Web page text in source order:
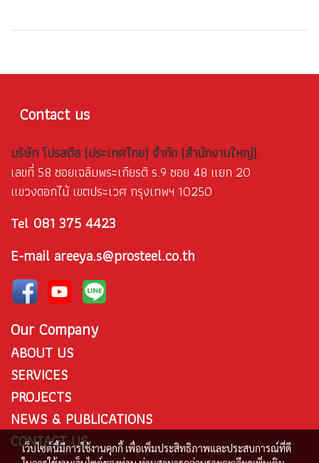
Contact us
บริษัท โปรสตีล (ประเทศไทย) จำกัด (สำนักงานใหญ่)
เลขที่ 58 ซอยเฉลิมพระเกียรติ ร.9 ซอย 48 แยก 20
แขวงดอกไม้ เขตประเวศ กรุงเทพฯ 10250
Tel 081 375 4423
E-mail areeya.s@prosteel.co.th
Our Company
ABOUT US
SERVICES
PROJECTS
NEWS & PUBLICATIONS
CONTACT US
เว็บไซต์นี้มีการใช้งานคุกกี้ เพื่อเพิ่มประสิทธิภาพและประสบการณ์ที่ดี